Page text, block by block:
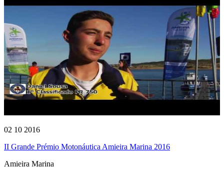
02 10 2016
II Grande Prémio Motonáutica Amieira Marina 2016
Amieira Marina